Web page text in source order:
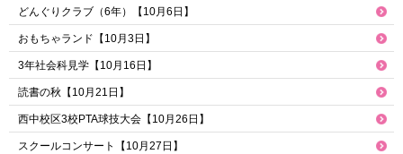
どんぐりクラブ（6年）【10月6日】
おもちゃランド【10月3日】
3年社会科見学【10月16日】
読書の秋【10月21日】
西中校区3校PTA球技大会【10月26日】
スクールコンサート【10月27日】